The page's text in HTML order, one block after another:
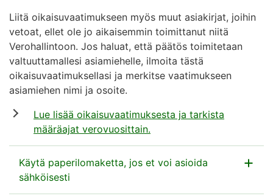
Liitä oikaisuvaatimukseen myös muut asiakirjat, joihin
vetoat, ellet ole jo aikaisemmin toimittanut niitä
Verohallintoon. Jos haluat, että päätös toimitetaan
valtuuttamallesi asiamiehelle, ilmoita tästä
oikaisuvaatimuksellasi ja merkitse vaatimukseen
asiamiehen nimi ja osoite.
Lue lisää oikaisuvaatimuksesta ja tarkista
määräajat verovuosittain.
Käytä paperilomaketta, jos et voi asioida
sähköisesti